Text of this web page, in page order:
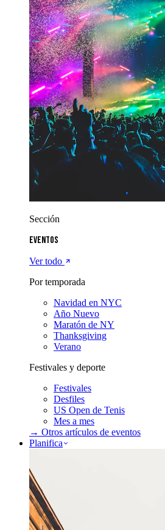
Sección
Eventos
Ver todo
Por temporada
Navidad en NYC
Año Nuevo
Maratón de NY
Thanksgiving
Verano
Festivales y deporte
Festivales
Desfiles
US Open de Tenis
Mes a mes
→ Otros artículos de eventos
Planifica